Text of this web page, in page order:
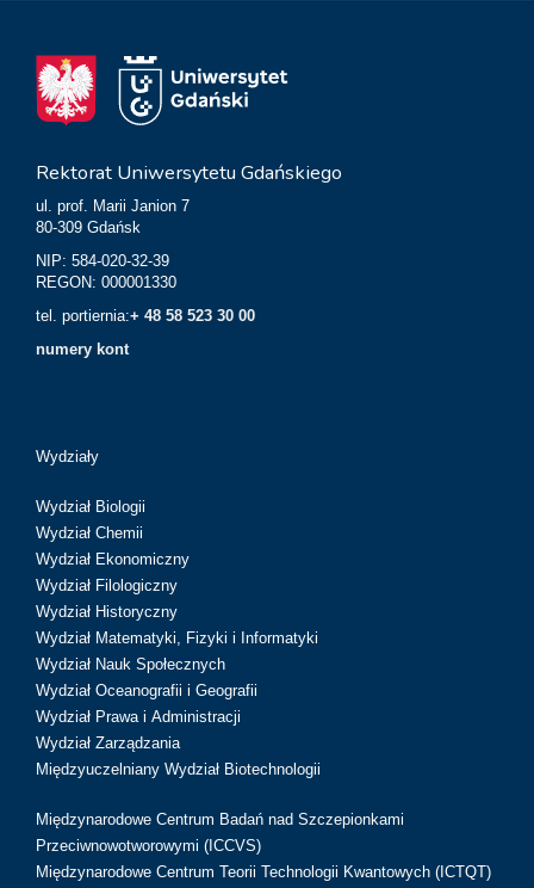
Rektorat Uniwersytetu Gdańskiego
ul. prof. Marii Janion 7
80-309 Gdańsk
NIP: 584-020-32-39
REGON: 000001330
tel. portiernia:+ 48 58 523 30 00
numery kont
Wydziały
Wydział Biologii
Wydział Chemii
Wydział Ekonomiczny
Wydział Filologiczny
Wydział Historyczny
Wydział Matematyki, Fizyki i Informatyki
Wydział Nauk Społecznych
Wydział Oceanografii i Geografii
Wydział Prawa i Administracji
Wydział Zarządzania
Międzyuczelniany Wydział Biotechnologii
Międzynarodowe Centrum Badań nad Szczepionkami
Przeciwnowotworowymi (ICCVS)
Międzynarodowe Centrum Teorii Technologii Kwantowych (ICTQT)